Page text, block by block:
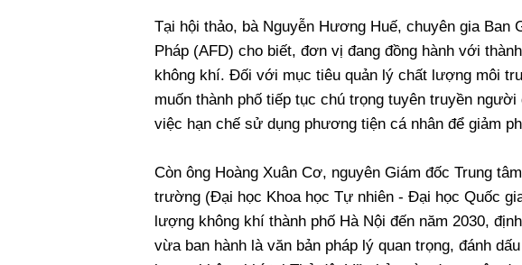
Tại hội thảo, bà Nguyễn Hương Huế, chuyên gia Ban
Pháp (AFD) cho biết, đơn vị đang đồng hành với
không khí. Đối với mục tiêu quản lý chất lượng môi
muốn thành phố tiếp tục chú trọng tuyên truyền
việc hạn chế sử dụng phương tiện cá nhân để giảm
Còn ông Hoàng Xuân Cơ, nguyên Giám đốc Trung
trường (Đại học Khoa học Tự nhiên - Đại học Quốc
lượng không khí thành phố Hà Nội đến năm 2030,
vừa ban hành là văn bản pháp lý quan trọng, đánh